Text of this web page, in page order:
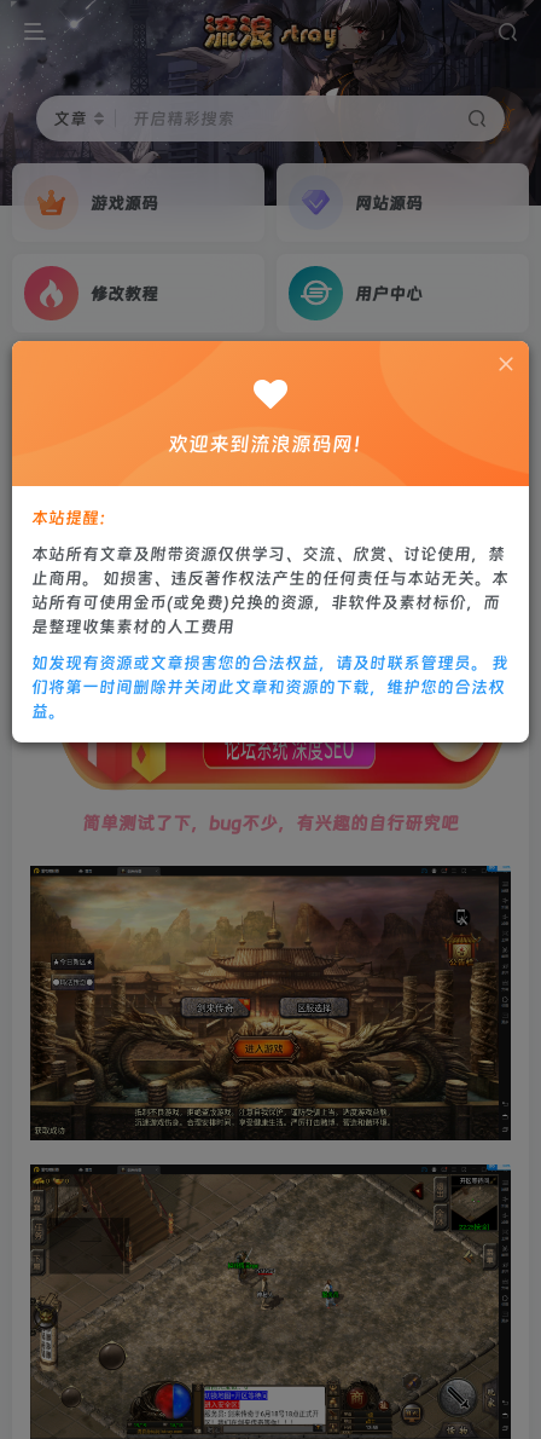
文章 开启精彩搜索
游戏源码 网站源码
修改教程 用户中心
端+时装+双端+教程
2年前更新
0 939 21
简单测试了下，bug不少，有兴趣的自行研究吧
欢迎来到流浪源码网！
本站提醒：
本站所有文章及附带资源仅供学习、交流、欣赏、讨论使用，禁
止商用。 如损害、违反著作权法产生的任何责任与本站无关。本
站所有可使用金币(或免费)兑换的资源，非软件及素材标价，而
是整理收集素材的人工费用
如发现有资源或文章损害您的合法权益，请及时联系管理员。 我
们将第一时间删除并关闭此文章和资源的下载，维护您的合法权
益。